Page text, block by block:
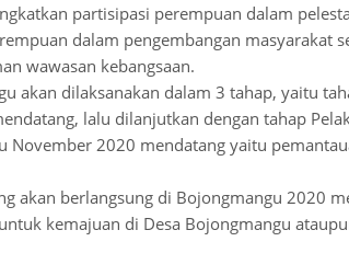
partisipasi perempuan dalam
dalam pengembangan masyarakat
wawasan kebangsaan.
akan dilaksanakan dalam 3 tahap, yaitu
lalu dilanjutkan dengan tahap
November 2020 mendatang yaitu
akan berlangsung di Bojongmangu 2020
kemajuan di Desa Bojongmangu